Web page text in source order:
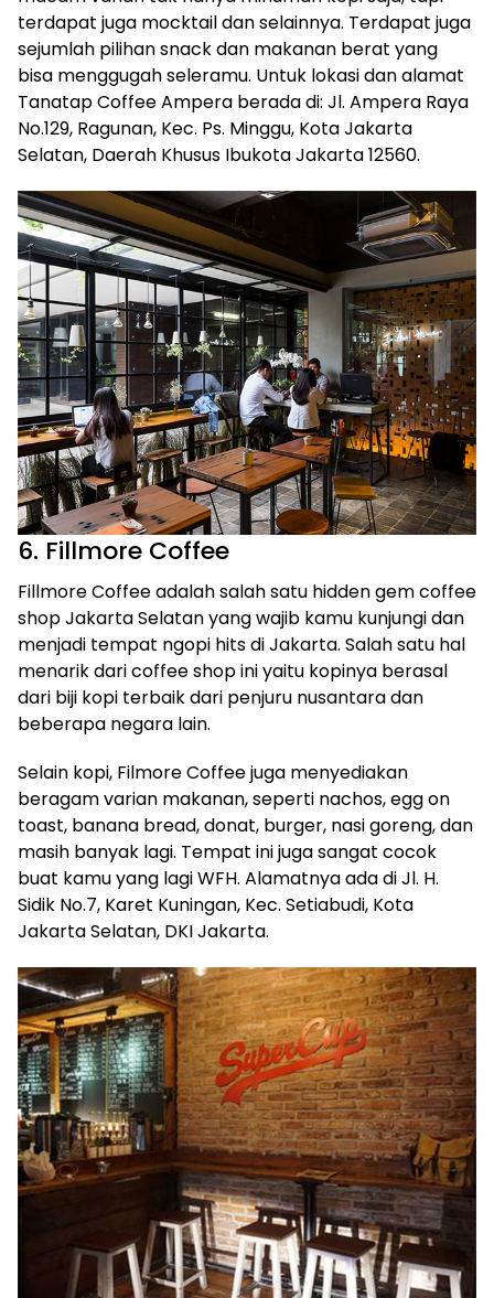
terdapat juga mocktail dan selainnya. Terdapat juga
sejumlah pilihan snack dan makanan berat yang
bisa menggugah seleramu. Untuk lokasi dan alamat
Tanatap Coffee Ampera berada di: Jl. Ampera Raya
No.129, Ragunan, Kec. Ps. Minggu, Kota Jakarta
Selatan, Daerah Khusus Ibukota Jakarta 12560.
6. Fillmore Coffee
Fillmore Coffee adalah salah satu hidden gem coffee
shop Jakarta Selatan yang wajib kamu kunjungi dan
menjadi tempat ngopi hits di Jakarta. Salah satu hal
menarik dari coffee shop ini yaitu kopinya berasal
dari biji kopi terbaik dari penjuru nusantara dan
beberapa negara lain.
Selain kopi, Filmore Coffee juga menyediakan
beragam varian makanan, seperti nachos, egg on
toast, banana bread, donat, burger, nasi goreng, dan
masih banyak lagi. Tempat ini juga sangat cocok
buat kamu yang lagi WFH. Alamatnya ada di Jl. H.
Sidik No.7, Karet Kuningan, Kec. Setiabudi, Kota
Jakarta Selatan, DKI Jakarta.